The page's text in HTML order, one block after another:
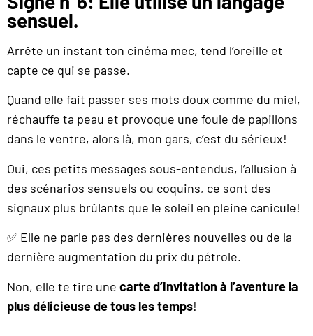
sensuel.
Arrête un instant ton cinéma mec, tend l’oreille et
capte ce qui se passe.
Quand elle fait passer ses mots doux comme du miel,
réchauffe ta peau et provoque une foule de papillons
dans le ventre, alors là, mon gars, c’est du sérieux!
Oui, ces petits messages sous-entendus, l’allusion à
des scénarios sensuels ou coquins, ce sont des
signaux plus brûlants que le soleil en pleine canicule!
✅ Elle ne parle pas des dernières nouvelles ou de la
dernière augmentation du prix du pétrole.
Non, elle te tire une carte d’invitation à l’aventure la
plus délicieuse de tous les temps!